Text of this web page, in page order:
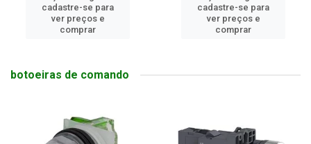
cadastre-se para
ver preços e
comprar
cadastre-se para
ver preços e
comprar
botoeiras de comando